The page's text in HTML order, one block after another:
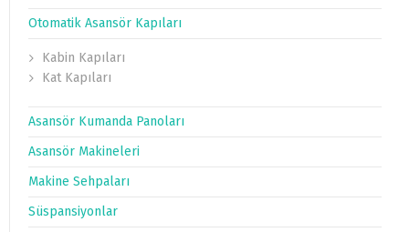
Otomatik Asansör Kapıları
Kabin Kapıları
Kat Kapıları
Asansör Kumanda Panoları
Asansör Makineleri
Makine Sehpaları
Süspansiyonlar